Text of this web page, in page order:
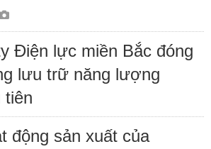
Điện lực miền Bắc đóng
lưu trữ năng lượng
tiên
động sản xuất của